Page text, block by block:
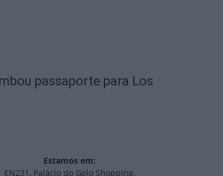
passaporte para Los
Estamos em:
EN231, Palácio do Gelo Shopping,